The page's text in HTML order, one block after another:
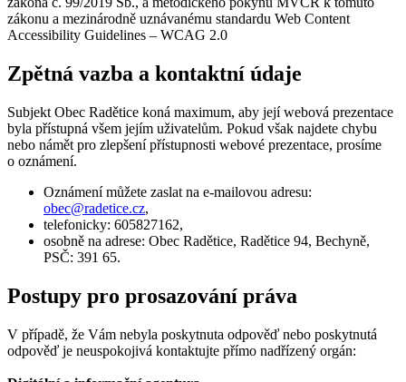
zákonu a mezinárodně uznávanému standardu Web Content
Accessibility Guidelines – WCAG 2.0
Zpětná vazba a kontaktní údaje
Subjekt Obec Radětice koná maximum, aby její webová prezentace
byla přístupná všem jejím uživatelům. Pokud však najdete chybu
nebo námět pro zlepšení přístupnosti webové prezentace, prosíme
o oznámení.
Oznámení můžete zaslat na e-mailovou adresu:
obec@radetice.cz,
telefonicky: 605827162,
osobně na adrese: Obec Radětice, Radětice 94, Bechyně,
PSČ: 391 65.
Postupy pro prosazování práva
V případě, že Vám nebyla poskytnuta odpověď nebo poskytnutá
odpověď je neuspokojivá kontaktujte přímo nadřízený orgán: